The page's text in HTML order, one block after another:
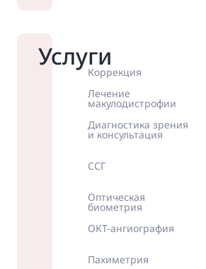
Услуги
Коррекция
Лечение
макулодистрофии
Диагностика зрения
и консультация
ССГ
Оптическая
биометрия
ОКТ-ангиография
Пахиметрия